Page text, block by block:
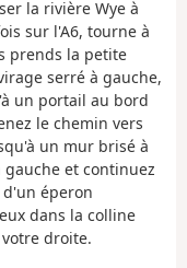
la rivière Wye à
sur l'A6, tourne à
prends la petite
serré à gauche,
un portail au bord
le chemin vers
un mur brisé à
gauche et continuez
éperon
dans la colline
droite.